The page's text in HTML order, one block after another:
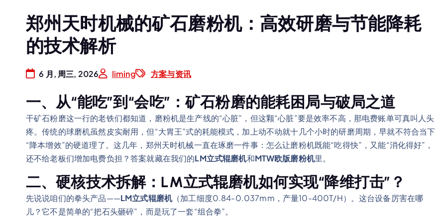
郑州天时机械的矿石磨粉机：高效研磨与节能降耗
的技术解析
6 月, 周三, 2026 liming 方案与资讯
一、从“能吃”到“会吃”：矿石粉磨的能耗困局与破局之道
干矿石粉磨这一行的老铁们都知道，磨粉机是生产线的“心脏”，但这颗“心脏”要是效率不高，那电费账单可真叫人头
疼。传统的球磨机虽然皮实耐用，但“大胃王”式的耗能模式，加上动不动就十几个小时的研磨周期，早就不符合当下
“降本增效”的硬道理了。这几年，郑州天时机械一直在琢磨一件事：怎么让磨粉机既能“吃得快”，又能“消化得好”，
还不给老板们增加电费负担？答案就藏在我们的LM立式辊磨机和MTW欧版磨粉机里。
二、硬核技术拆解：LM立式辊磨机如何实现“降维打击”？
先说说咱们的拳头产品——LM立式辊磨机（加工细度0.84-0.037mm，产量10-400T/H）。这台设备厉害在哪
儿？它不是简单的“把石头砸碎”，而是玩了一套“组合拳”。